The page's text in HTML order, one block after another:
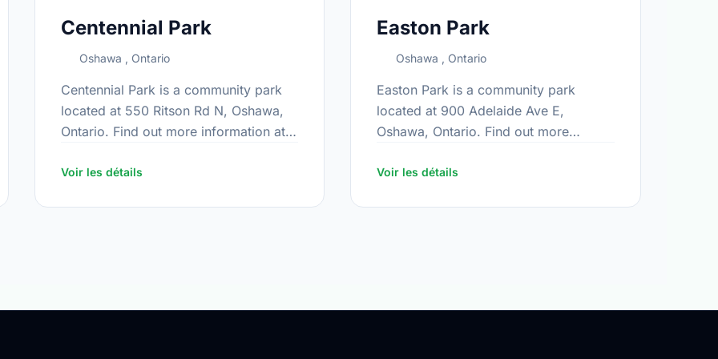
Centennial Park
Oshawa , Ontario
Centennial Park is a community park
located at 550 Ritson Rd N, Oshawa,
Ontario. Find out more information at:
Voir les détails
Easton Park
Oshawa , Ontario
Easton Park is a community park
located at 900 Adelaide Ave E,
Oshawa, Ontario. Find out more
https://www.oshawa.ca/Modules/Facilities/Index.aspx
Voir les détails